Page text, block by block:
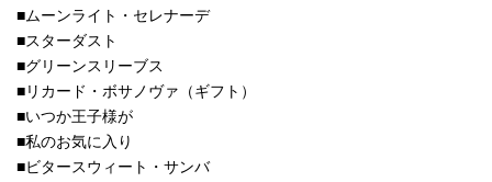
■ムーンライト・セレナーデ
■スターダスト
■グリーンスリーブス
■リカード・ボサノヴァ（ギフト）
■いつか王子様が
■私のお気に入り
■ビタースウィート・サンバ